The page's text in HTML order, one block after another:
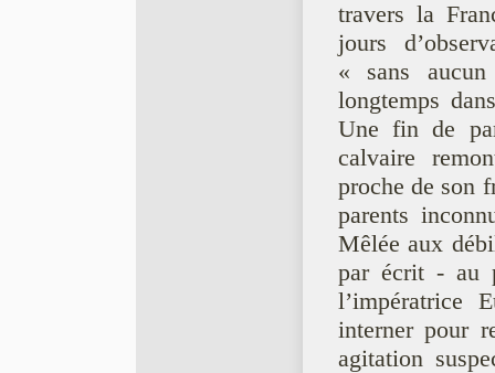
travers la
jours
« sans
longtemps
Une fin de
calvaire
proche de son
parents
Mêlée aux
par écrit - au
l’impératrice
interner pour
agitation